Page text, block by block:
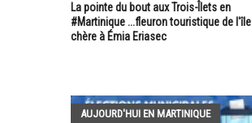
La pointe du bout aux Trois-Îlets en
#Martinique ...fleuron touristique de l'île
chère à Émia Eriasec
AUJOURD'HUI EN MARTINIQUE